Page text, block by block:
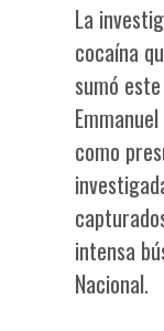
La
cocaína
sumó
como
intensa
Nacional.